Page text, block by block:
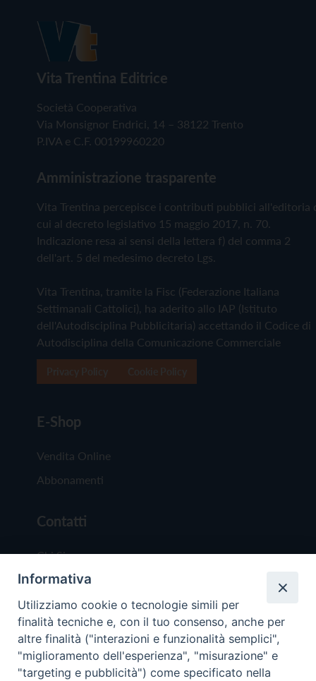
Vita Trentina Editrice
Società Cooperativa
Via Monsignor Endrici, 14 – 38122 Trento
P.IVA e C.F. 00199960220
Amministrazione trasparente
Vita Trentina percepisce i contributi pubblici all'editoria
cui al decreto legislativo 15 maggio 2017, n. 70.
Indicazione resa ai sensi della lettera f) del comma 2
dell'art. 5 del medesimo decreto Lgs.
Vita Trentina, tramite la Fisc (Federazione Italiana
Settimanali Cattolici), ha aderito allo IAP (Istituto
dell'Autodisciplina Pubblicitaria) accettando il Codice di
Autodisciplina della Comunicazione Commerciale
E-Shop
Vendita Online
Abbonamenti
Contatti
Chi Siamo
Redazione
Scrivici
Informativa
Utilizziamo cookie o tecnologie simili per
finalità tecniche e, con il tuo consenso, anche per
altre finalità ("interazioni e funzionalità semplici",
"miglioramento dell'esperienza", "misurazione" e
"targeting e pubblicità") come specificato nella